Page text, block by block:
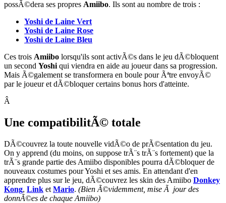
possÃ©dera ses propres Amiibo. Ils sont au nombre de trois :
Yoshi de Laine Vert
Yoshi de Laine Rose
Yoshi de Laine Bleu
Ces trois Amiibo lorsqu'ils sont activÃ©s dans le jeu dÃ©bloquent
un second Yoshi qui viendra en aide au joueur dans sa progression.
Mais Ã©galement se transformera en boule pour Ãªtre envoyÃ©
par le joueur et dÃ©bloquer certains bonus hors d'atteinte.
Â
Une compatibilitÃ© totale
DÃ©couvrez la toute nouvelle vidÃ©o de prÃ©sentation du jeu.
On y apprend (du moins, on suppose trÃ¨s trÃ¨s fortement) que la
trÃ¨s grande partie des Amiibo disponibles pourra dÃ©bloquer de
nouveaux costumes pour Yoshi et ses amis. En attendant d'en
apprendre plus sur le jeu, dÃ©couvrez les skin des Amiibo Donkey
Kong, Link et Mario. (Bien Ã©videmment, mise Ã jour des
donnÃ©es de chaque Amiibo)